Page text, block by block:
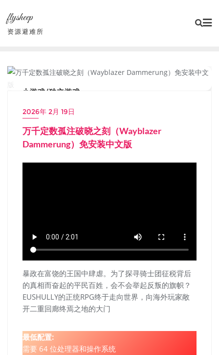
content
flysheep
资源避难所
小游戏/独立游戏
2026年 2月 19日
万千定数孤注破晓之刻（Wayblazer
Dammerung）免安装中文版
暴政在富饶的王国中肆虐。为了探寻骑士团征税背后
的真相而奋起的平民百姓，会不会举起反叛的旗帜？
EUSHULLY的正统RPG终于走向世界，向海外玩家敞
开二重回廊终焉之地的大门
最低配置:
需要 64 位处理器和操作系统